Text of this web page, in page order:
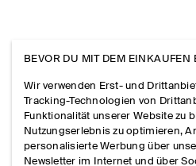
BEVOR DU MIT DEM EINKAUFEN
Wir verwenden Erst- und
Tracking-Technologien von
Funktionalität unserer Website zu
Nutzungserlebnis zu optimieren,
personalisierte Werbung über
Newsletter im Internet und über